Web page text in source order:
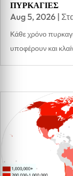
ΠΥΡΚΑΓΙΕΣ
Aug 5, 2026 |
Κάθε χρόνο
υποφέρουν και